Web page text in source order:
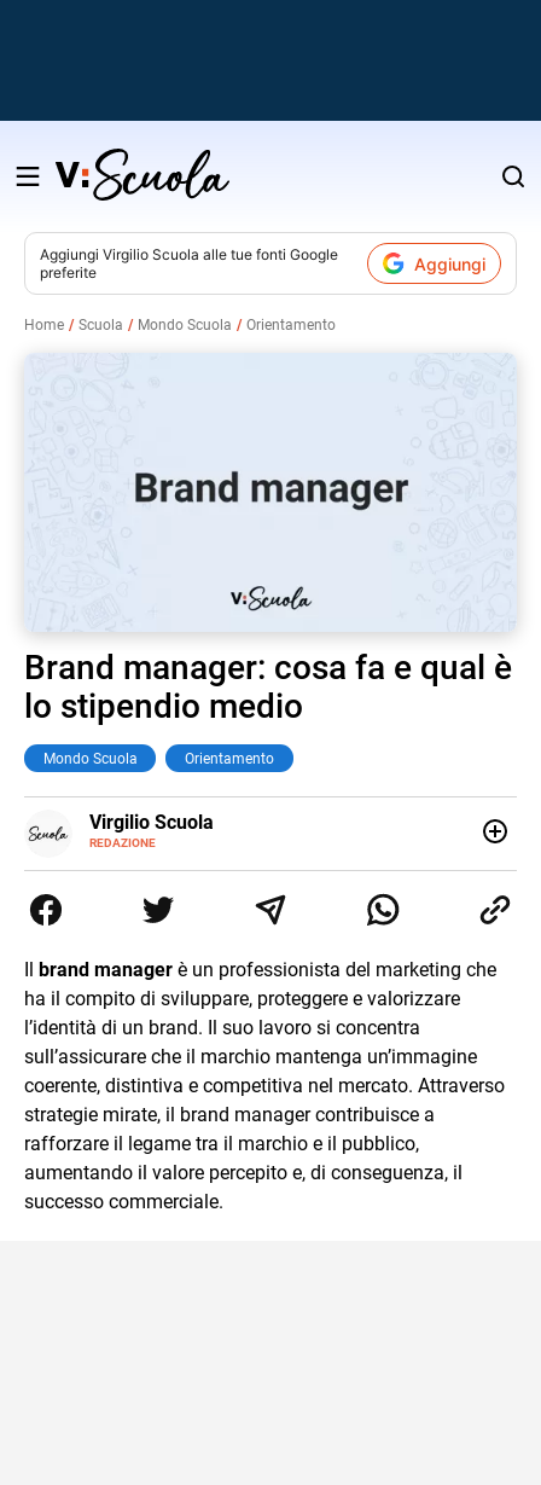
Salta
contenuto
Aggiungi Virgilio Scuola alle tue fonti Google
preferite
Aggiungi
Home Scuola Mondo Scuola Orientamento
Brand manager: cosa fa e qual è
lo stipendio medio
Mondo Scuola Orientamento
Virgilio Scuola
REDAZIONE
E-
MAIL
INSTAGRAM
SITI
nell’apprendimento gli studenti di ogni ordine e grado
scolastico: un hub dedicato non solo giovani studenti, ma
esercizi online, video di approfondimento e infografiche.
Ogni lezione è pensata e realizzata da docenti esperti
della propria materia che trattano tutti gli argomenti
affrontati dagli studenti durante il percorso scolastico,
anche quelli più ostici, con un linguaggio semplice e
immediato e l'ausilio di contenuti multimediali a supporto
della spiegazione testuale.
Il brand manager è un professionista del marketing che
ha il compito di sviluppare, proteggere e valorizzare
l’identità di un brand. Il suo lavoro si concentra
sull’assicurare che il marchio mantenga un’immagine
coerente, distintiva e competitiva nel mercato. Attraverso
strategie mirate, il brand manager contribuisce a
rafforzare il legame tra il marchio e il pubblico,
aumentando il valore percepito e, di conseguenza, il
successo commerciale.